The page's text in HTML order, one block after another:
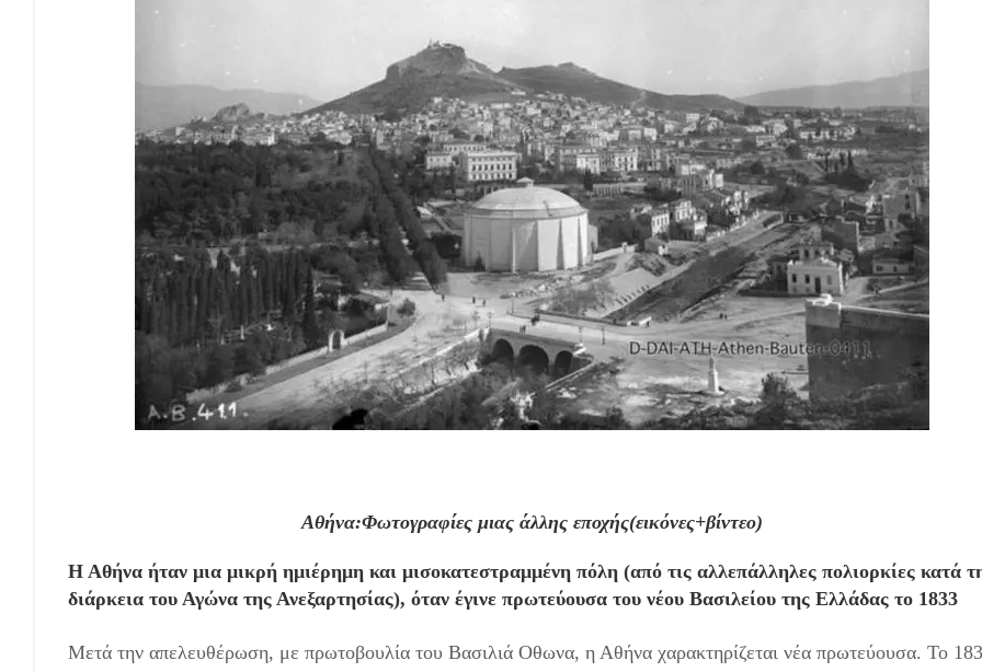
Αθήνα:Φωτογραφίες μιας άλλης εποχής(εικόνες+βίντεο)
Η Αθήνα ήταν μια μικρή ημιέρημη και μισοκατεστραμμένη πόλη (από τις αλλεπάλληλες πολιορκίες κατά
διάρκεια του Αγώνα της Ανεξαρτησίας), όταν έγινε πρωτεύουσα του νέου Βασιλείου της Ελλάδας το 1833
Μετά την απελευθέρωση, με πρωτοβουλία του Βασιλιά Οθωνα, η Αθήνα χαρακτηρίζεται νέα πρωτεύουσα. Το